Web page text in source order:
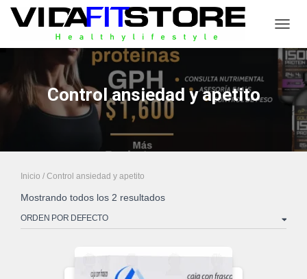
Control ansiedad y apetito
Inicio / Control ansiedad y apetito
Mostrando todos los 2 resultados